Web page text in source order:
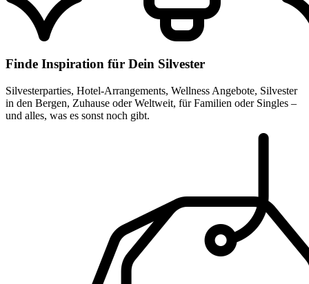
Finde Inspiration für Dein Silvester
Silvesterparties, Hotel-Arrangements, Wellness Angebote, Silvester
in den Bergen, Zuhause oder Weltweit, für Familien oder Singles –
und alles, was es sonst noch gibt.